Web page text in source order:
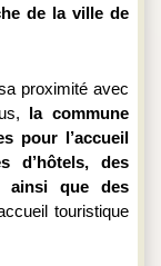
de la ville de
proximité avec
la commune
pour l’accueil
d’hôtels, des
ainsi que des
touristique